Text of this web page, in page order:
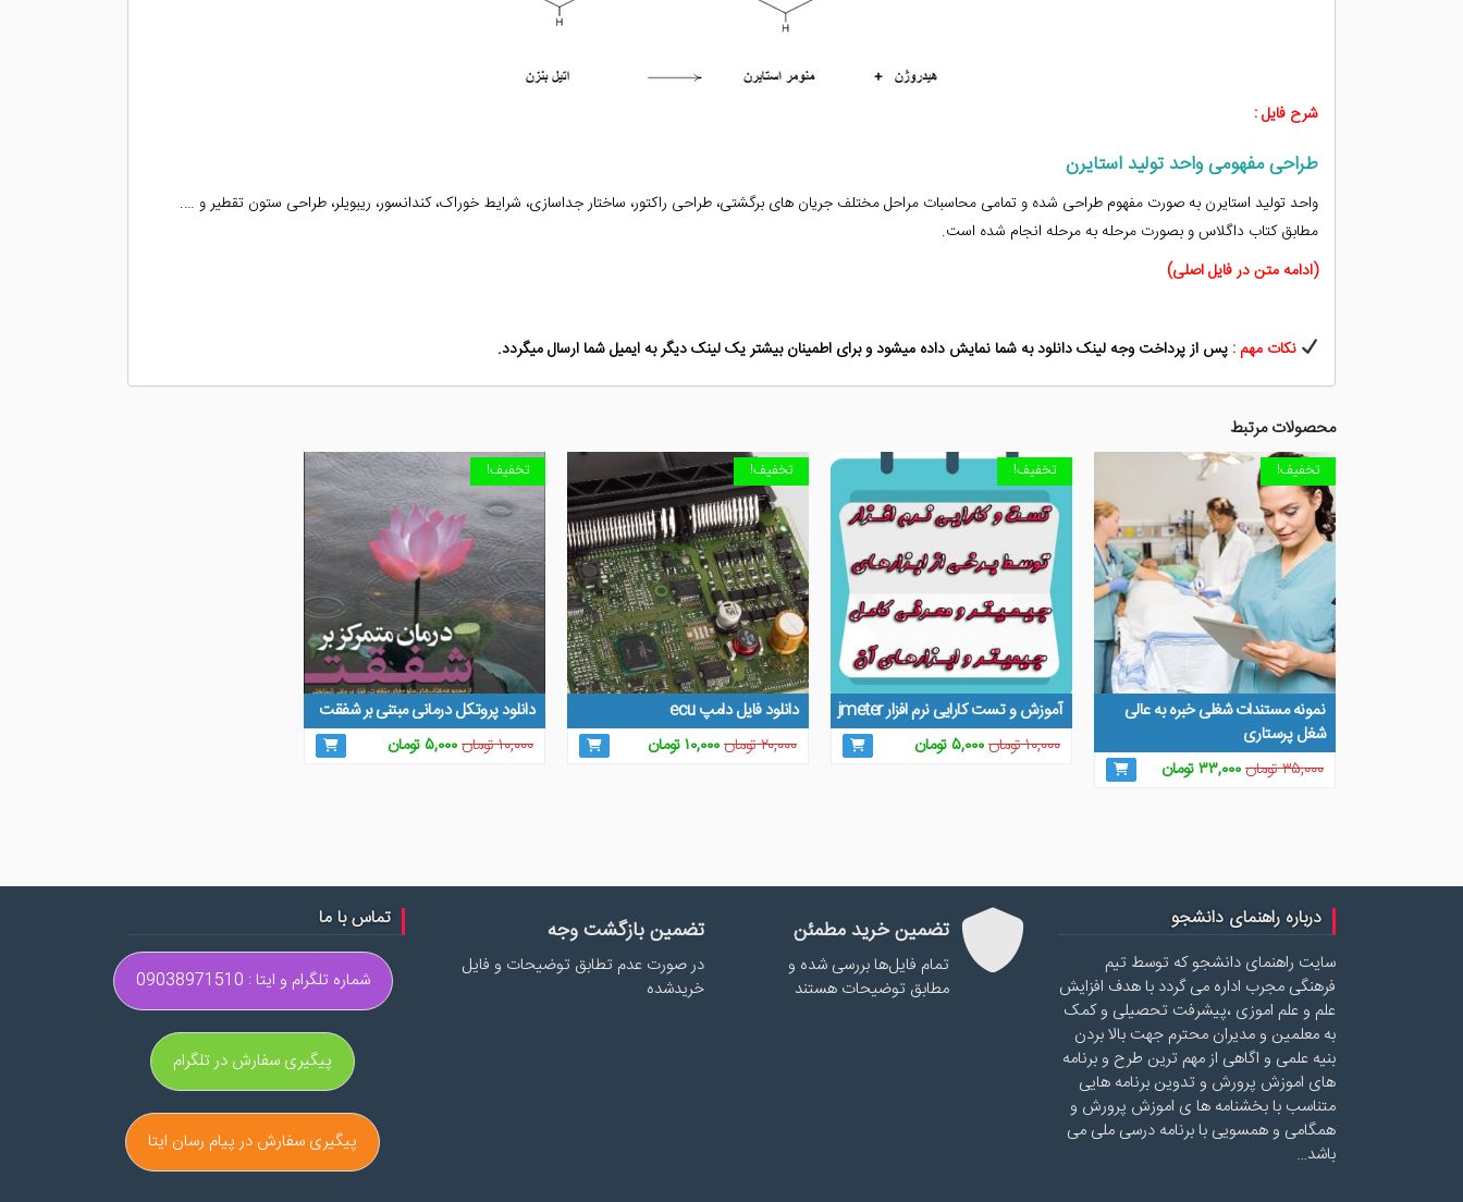
شرح فایل :
طراحی مفهومی واحد تولید استایرن
واحد تولید استایرن به صورت مفهوم طراحی شده و تمامی محاسبات مراحل مختلف جریان های برگشتی، طراحی راکتور، ساختار جداسازی، شرایط خوراک، کندانسور، ریبویلر، طراحی ستون تقطیر و ….
مطابق کتاب داگلاس و بصورت مرحله به مرحله انجام شده است.
(ادامه متن در فایل اصلی)
نکات مهم : پس از پرداخت وجه لینک دانلود به شما نمایش داده میشود و برای اطمینان بیشتر یک لینک دیگر به ایمیل شما ارسال میگردد.
محصولات مرتبط
تخفیف!
نمونه مستندات شغلی خبره به عالی
شغل پرستاری
۳۵,۰۰۰تومانقیمت
۳۳,۰۰۰تومان قیمت
تخفیف!
آموزش و تست کارایی نرم افزار jmeter
۱۰,۰۰۰تومانقیمت
۵,۰۰۰ تومانقیمت
تخفیف!
دانلود فایل دامپ ecu
۲۰,۰۰۰تومانقیمت
۱۰,۰۰۰تومانقیمت
تخفیف!
دانلود پروتکل درمانی مبتنی بر شفقت
۱۰,۰۰۰تومانقیمت
۵,۰۰۰ تومانقیمت
درباره راهنمای دانشجو
سایت راهنمای دانشجو که توسط تیم
فرهنگی مجرب اداره می گردد با هدف افزایش
علم و علم اموزی ،پیشرفت تحصیلی و کمک
به معلمین و مدیران محترم جهت بالا بردن
بنیه علمی و اگاهی از مهم ترین طرح و برنامه
های اموزش پرورش و تدوین برنامه هایی
متناسب با بخشنامه ها ی اموزش پرورش و
همگامی و همسویی با برنامه درسی ملی می
باشد…
تضمین خرید مطمئن
تمام فایل‌ها بررسی شده و
مطابق توضیحات هستند
تضمین بازگشت وجه
در صورت عدم تطابق توضیحات و فایل
خریدشده
تماس با ما
شماره تلگرام و ایتا : 09038971510
پیگیری سفارش در تلگرام
پیگیری سفارش در پیام رسان ایتا